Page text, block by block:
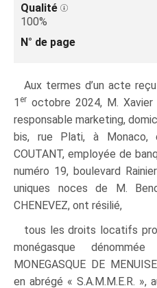
Qualité
100%
N° de page
Aux termes d’un acte
1 er octobre 2024, M. Xavier
responsable marketing,
bis, rue Plati, à Monaco,
COUTANT, employée de
numéro 19, boulevard
uniques noces de M.
CHENEVEZ, ont résilié,
tous les droits locatifs
monégasque
MONEGASQUE DE
en abrégé « S.A.M.M.E.R.